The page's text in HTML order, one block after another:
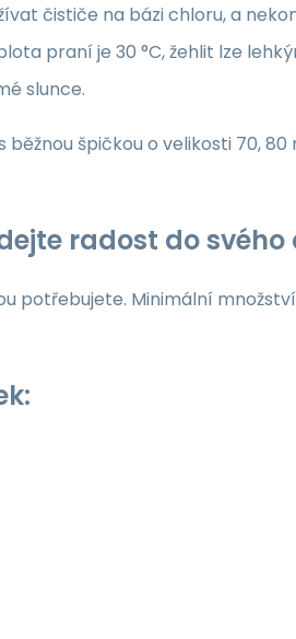
čističe na bázi chloru, a
praní je 30 °C, žehlit lze
slunce.
špičkou o velikosti 70, 80
radost do svého
potřebujete. Minimální množství